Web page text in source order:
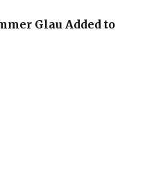
Glau Added to